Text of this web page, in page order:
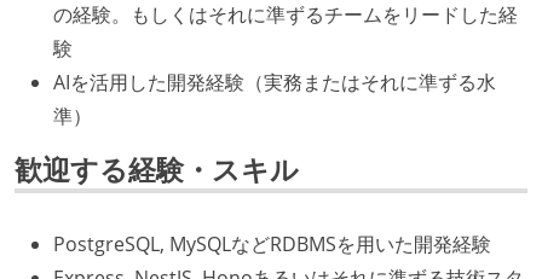
の経験。もしくはそれに準ずるチームをリードした経
験
AIを活用した開発経験（実務またはそれに準ずる水
準）
歓迎する経験・スキル
PostgreSQL, MySQLなどRDBMSを用いた開発経験